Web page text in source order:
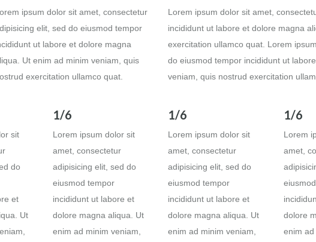
ipsum dolor sit amet, consectetur
elit, sed do eiusmod tempor
ut labore et dolore magna
Ut enim ad minim veniam, quis
exercitation ullamco quat.
Lorem ipsum dolor sit amet,
incididunt ut labore et dolore magna
exercitation ullamco quat. Lorem
do eiusmod tempor incididunt ut
veniam, quis nostrud exercitation
sit
do
et
Ut
1/6
Lorem ipsum dolor sit
amet, consectetur
adipisicing elit, sed do
eiusmod tempor
incididunt ut labore et
dolore magna aliqua. Ut
enim ad minim veniam,
1/6
Lorem ipsum dolor sit
amet, consectetur
adipisicing elit, sed do
eiusmod tempor
incididunt ut labore et
dolore magna aliqua. Ut
enim ad minim veniam,
1/6
Lorem
amet,
dolore
enim ad